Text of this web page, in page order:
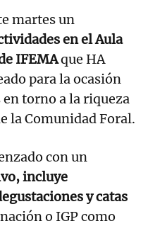
martes un
en el Aula
IFEMAque HA
para la ocasión
torno a la riqueza
la Comunidad Foral.
con un
incluye
y catas
o IGP como